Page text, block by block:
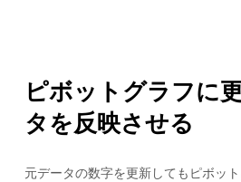
ピボットグラフに
タを反映させる
元データの数字を更新してもピボッ